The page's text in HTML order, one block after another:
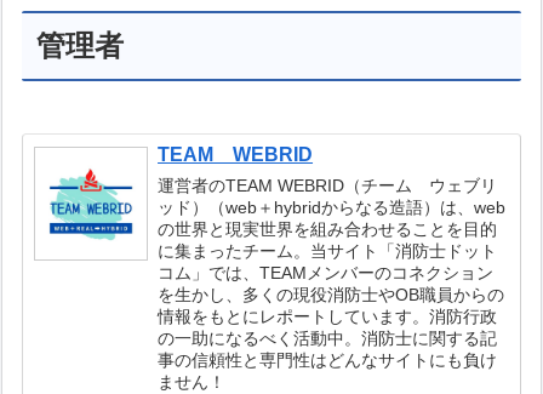
管理者
TEAM WEBRID
運営者のTEAM WEBRID（チーム ウェブリ
ッド）（web＋hybridからなる造語）は、web
の世界と現実世界を組み合わせることを目的
に集まったチーム。当サイト「消防士ドット
コム」では、TEAMメンバーのコネクション
を生かし、多くの現役消防士やOB職員からの
情報をもとにレポートしています。消防行政
の一助になるべく活動中。消防士に関する記
事の信頼性と専門性はどんなサイトにも負け
ません！